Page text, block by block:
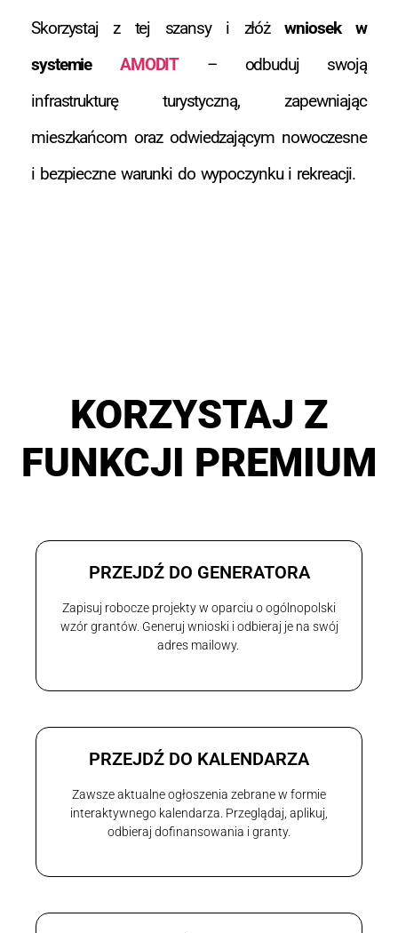
Skorzystaj z tej szansy i złóżwniosek w
systemie AMODIT
– odbuduj swoją
infrastrukturę turystyczną, zapewniając
mieszkańcom oraz odwiedzającym nowoczesne
i bezpieczne warunki do wypoczynku i rekreacji.
KORZYSTAJ Z
FUNKCJI PREMIUM
PRZEJDŹ DO GENERATORA
Zapisuj robocze projekty w oparciu o ogólnopolski
wzór grantów. Generuj wnioski i odbieraj je na swój
adres mailowy.
PRZEJDŹ DO KALENDARZA
Zawsze aktualne ogłoszenia zebrane w formie
interaktywnego kalendarza. Przeglądaj, aplikuj,
odbieraj dofinansowania i granty.